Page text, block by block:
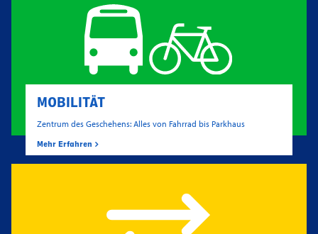
MOBILITÄT
Zentrum des Geschehens: Alles von Fahrrad bis Parkhaus
Mehr Erfahren